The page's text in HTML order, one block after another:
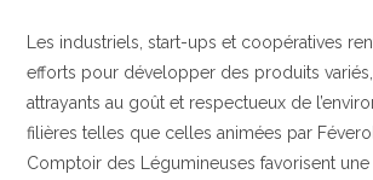
Les industriels, start-ups et coopératives
efforts pour développer des produits
attrayants au goût et respectueux de
filières telles que celles animées par
Comptoir des Légumineuses favorisent